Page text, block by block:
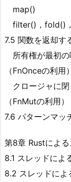
map()
filter()，fold()
7.5 関数を返却す
所有権が最初の
（FnOnceの利用）
クロージャに閉
（FnMutの利用）
7.6 パターンマッ
第8章 Rustによ
8.1 スレッドによ
8.2 スレッドによ